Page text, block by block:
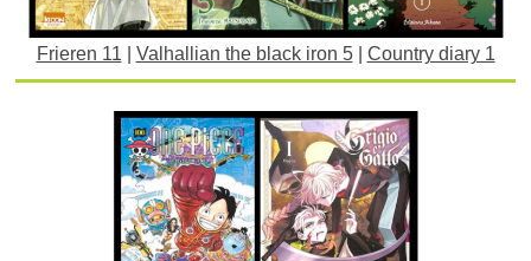
Frieren 11 Valhallian the black iron 5| Country diary 1